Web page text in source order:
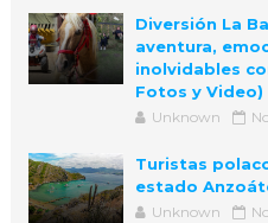
Diversión La
aventura,
inolvidables
Fotos y Video)
Unknown
Turistas
estado
Unknown